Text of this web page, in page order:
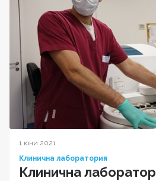
1 юни 2021
Клинична лаборатория
Клинична